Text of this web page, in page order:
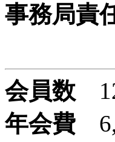
事務局責
福
会員数
年会費